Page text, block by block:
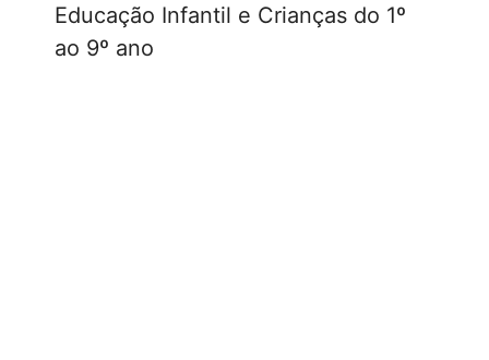
Educação Infantil e Crianças do 1º
ao 9º ano